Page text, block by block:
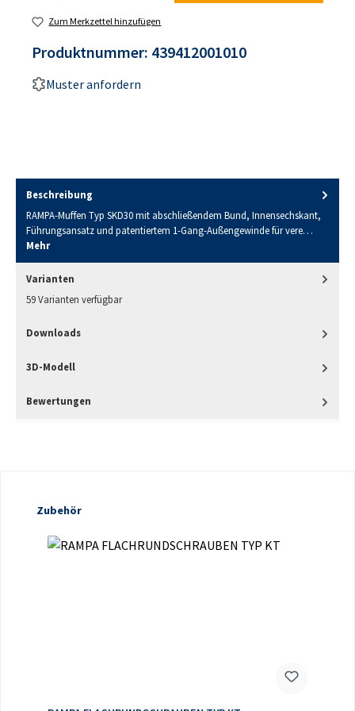
Zum Merkzettel hinzufügen
Produktnummer: 439412001010
Muster anfordern
Beschreibung
RAMPA-Muffen Typ SKD30 mit abschließendem Bund, Innensechskant,
Führungsansatz und patentiertem 1-Gang-Außengewinde für vere…
Mehr
Varianten
59 Varianten verfügbar
Downloads
3D-Modell
Bewertungen
Produktgalerie überspringen
Zubehör